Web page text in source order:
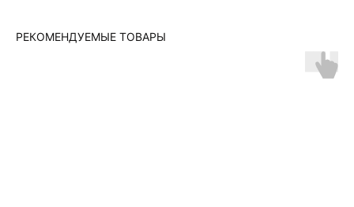
РЕКОМЕНДУЕМЫЕ ТОВАРЫ